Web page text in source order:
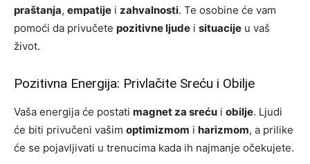
praštanja, empatije i zahvalnosti. Te osobine će vam
pomoći da privučete pozitivne ljude i situacije u vaš
život.
Pozitivna Energija: Privlačite Sreću i Obilje
Vaša energija će postati magnet za sreću i obilje. Ljudi
će biti privučeni vašim optimizmom i harizmom, a prilike
će se pojavljivati u trenucima kada ih najmanje očekujete.